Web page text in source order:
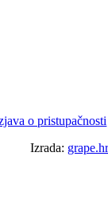
o pristupačnosti
Izrada: grape.hr